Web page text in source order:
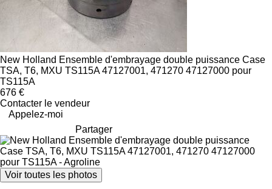
New Holland Ensemble d'embrayage double puissance Case
TSA, T6, MXU TS115A 47127001, 471270 47127000 pour
TS115A
676 €
Contacter le vendeur
Appelez-moi
Partager
Voir toutes les photos